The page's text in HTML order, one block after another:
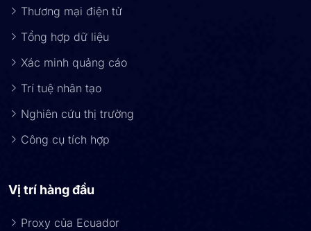
Thương mại điện tử
Tổng hợp dữ liệu
Xác minh quảng cáo
Trí tuệ nhân tạo
Nghiên cứu thị trường
Công cụ tích hợp
Vị trí hàng đầu
Proxy của Ecuador